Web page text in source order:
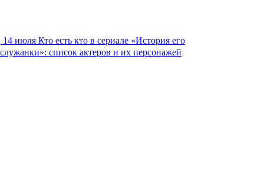
14 июля Кто есть кто в сериале «История его
служанки»: список актеров и их персонажей